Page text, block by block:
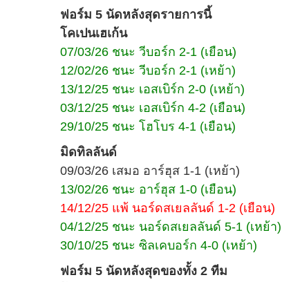
ฟอร์ม 5 นัดหลังสุดรายการนี้
โคเปนเฮเก้น
07/03/26 ชนะ วีบอร์ก 2-1 (เยือน)
12/02/26 ชนะ วีบอร์ก 2-1 (เหย้า)
13/12/25 ชนะ เอสเบิร์ก 2-0 (เหย้า)
03/12/25 ชนะ เอสเบิร์ก 4-2 (เยือน)
29/10/25 ชนะ โฮโบร 4-1 (เยือน)
มิดทิลลันด์
09/03/26 เสมอ อาร์ฮุส 1-1 (เหย้า)
13/02/26 ชนะ อาร์ฮุส 1-0 (เยือน)
14/12/25 แพ้ นอร์ดสเยลลันด์ 1-2 (เยือน)
04/12/25 ชนะ นอร์ดสเยลลันด์ 5-1 (เหย้า)
30/10/25 ชนะ ซิลเคบอร์ก 4-0 (เหย้า)
ฟอร์ม 5 นัดหลังสุดของทั้ง 2 ทีม